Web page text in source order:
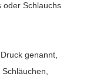
oder Schlauchs
genannt,